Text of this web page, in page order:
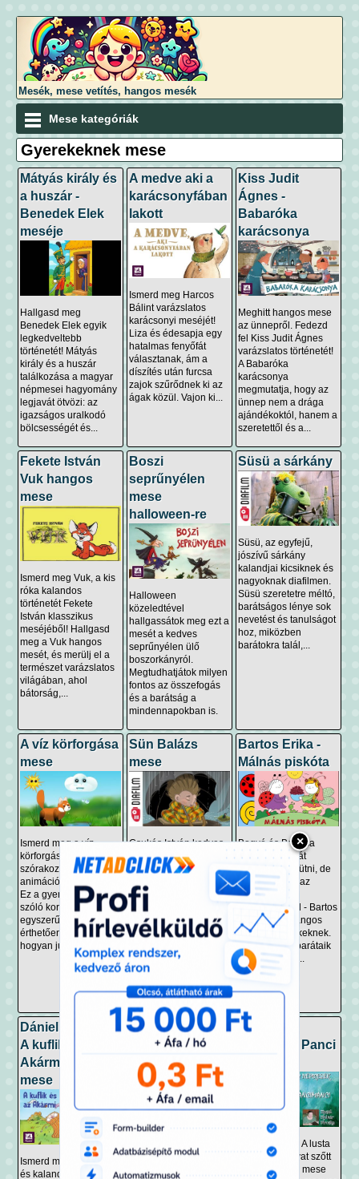
Mesék, mese vetítés, hangos mesék
Mese kategóriák
×
Gyerekeknek mese
Mátyás király és
a huszár -
Benedek Elek
meséje
Hallgasd meg
Benedek Elek egyik
legkedveltebb
történetét! Mátyás
király és a huszár
találkozása a magyar
népmesei hagyomány
legjavát ötvözi: az
igazságos uralkodó
bölcsességét és...
A medve aki a
karácsonyfában
lakott
Ismerd meg Harcos
Bálint varázslatos
karácsonyi meséjét!
Liza és édesapja egy
hatalmas fenyőfát
választanak, ám a
díszítés után furcsa
zajok szűrődnek ki az
ágak közül. Vajon ki...
Kiss Judit
Ágnes -
Babaróka
karácsonya
Meghitt hangos mese
az ünnepről. Fedezd
fel Kiss Judit Ágnes
varázslatos történetét!
A Babaróka
karácsonya
megmutatja, hogy az
ünnep nem a drága
ajándékoktól, hanem a
szeretettől és a...
Fekete István
Vuk hangos
mese
Ismerd meg Vuk, a kis
róka kalandos
történetét Fekete
István klasszikus
meséjéből! Hallgasd
meg a Vuk hangos
mesét, és merülj el a
természet varázslatos
világában, ahol
bátorság,...
Boszi
seprűnyélen
mese
halloween-re
Halloween
közeledtével
hallgassátok meg ezt a
mesét a kedves
seprűnyélen ülő
boszorkányról.
Megtudhatjátok milyen
fontos az összefogás
és a barátság a
mindennapokban is.
Süsü a sárkány
Süsü, az egyfejű,
jószívű sárkány
kalandjai kicsiknek és
nagyoknak diafilmen.
Süsü szeretetre méltó,
barátságos lénye sok
nevetést és tanulságot
hoz, miközben
barátokra talál,...
A víz körforgása
mese
Ismerd meg a víz
körforgását egy
szórakoztató, rajzos
animáció segítségével!
Ez a gyerekeknek
szóló kortárs mese
egyszerűen és
érthetően mutatja be,
hogyan jut el a víz a...
Sün Balázs
mese
Csukás István kedves
hangos meséje, a Sün
Balázs, a legkisebb
meséli el, aki gyakran
házikón. A történet a
testvéri összetartásról
Bartos Erika -
Málnás piskóta
Bogyó és Babóca
málnás piskótát
szeretnének sütni, de
gondjuk akad az
összetevők
beszerzésével - Bartos
Erika bájos hangos
meséje gyerekeknek.
Szerencsére barátaik
segítenek, így...
Dániel András -
A kuflik és az
Akármi - hangos
mese
Ismerd meg a kuflikat
és kalandjukat egy
Bogyó és
Babóca - A
tűzoltó bogarak
bogarak - Bogyó és
Babóca kedvelt
Magyar
népmese: Panci
Panci Manci – A lusta
lány, aki aranyat szőtt
A Panci Manci mese